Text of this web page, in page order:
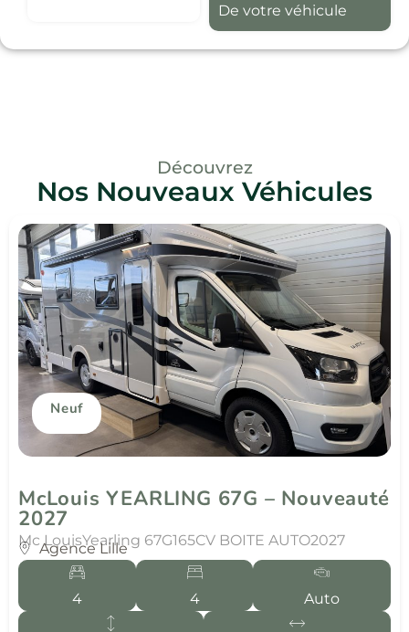
De votre véhicule
Découvrez
Nos Nouveaux Véhicules
Neuf
McLouis YEARLING 67G – Nouveauté
2027
Mc LouisYearling 67G165CV BOITE AUTO2027
Agence Lille
4 4 Auto